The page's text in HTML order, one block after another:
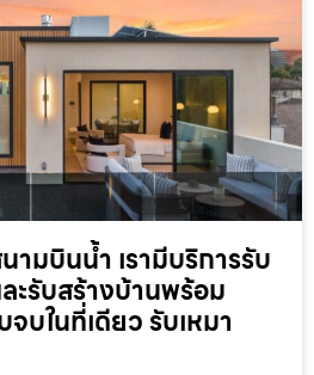
มบินน้ำ เรามีบริการรับ
ะรับสร้างบ้านพร้อม
บในที่เดียว รับเหมา